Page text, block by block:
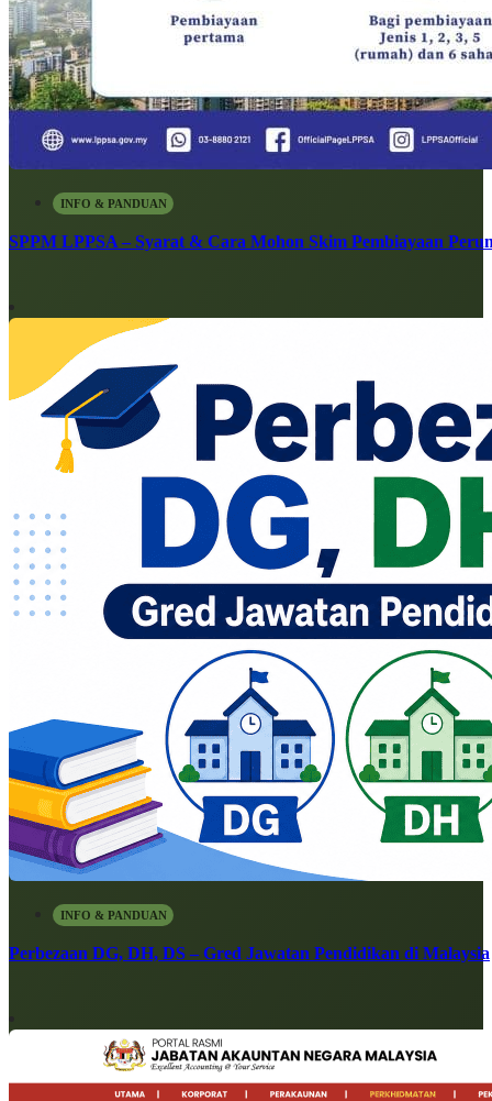
INFO & PANDUAN
SPPM LPPSA – Syarat & Cara Mohon Skim Pembiayaan
INFO & PANDUAN
Perbezaan DG, DH, DS – Gred Jawatan Pendidikan di Malaysia